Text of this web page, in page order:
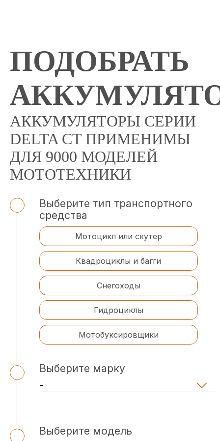
ПОДОБРАТЬ
АККУМУЛЯТОРЫ СЕРИИ
DELTA CT ПРИМЕНИМЫ
ДЛЯ 9000 МОДЕЛЕЙ
МОТОТЕХНИКИ
Выберите тип транспортного
средства
Мотоцикл или скутер
Квадроциклы и багги
Снегоходы
Гидроциклы
Мотобуксировщики
Выберите марку
Выберите модель